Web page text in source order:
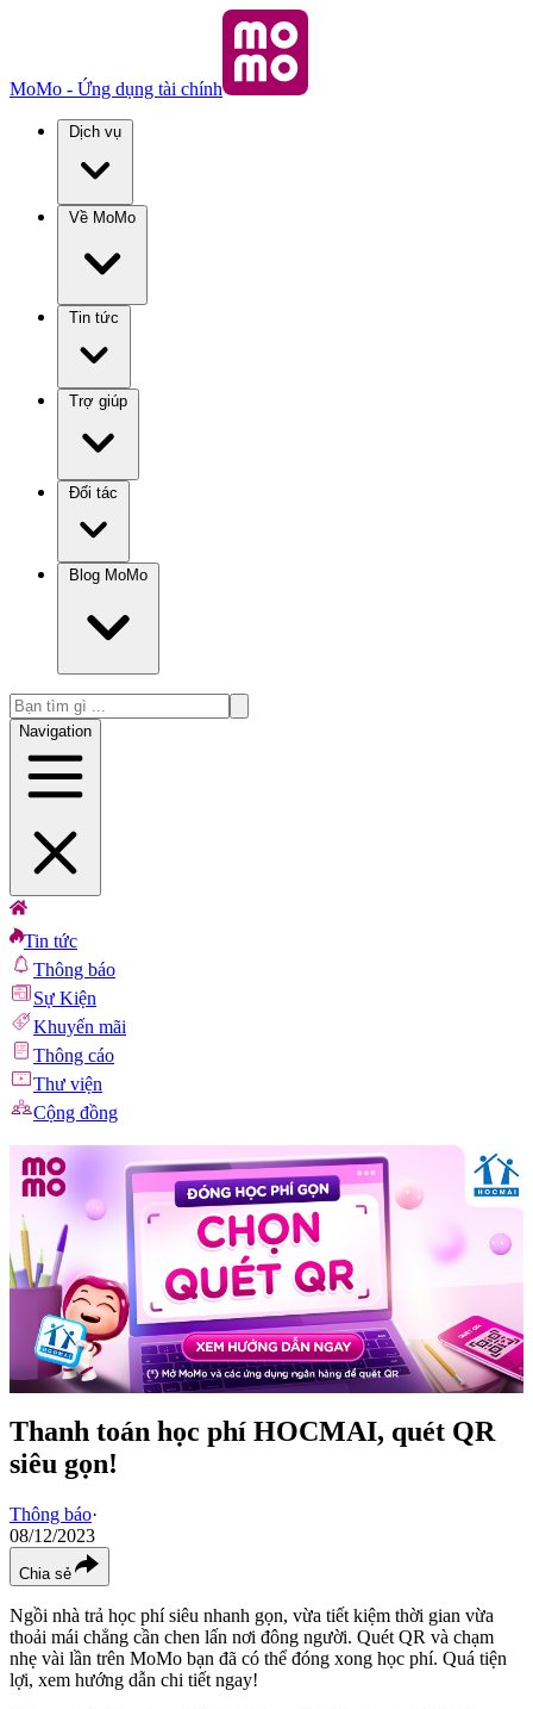
MoMo - Ứng dụng tài chính
Dịch vụ
Về MoMo
Tin tức
Trợ giúp
Đối tác
Blog MoMo
Navigation
Tin tức
Thông báo
Sự Kiện
Khuyến mãi
Thông cáo
Thư viện
Cộng đồng
Thanh toán học phí HOCMAI, quét QR
siêu gọn!
Thông báo·
08/12/2023
Chia sẻ
Ngồi nhà trả học phí siêu nhanh gọn, vừa tiết kiệm thời gian vừa
thoải mái chẳng cần chen lấn nơi đông người. Quét QR và chạm
nhẹ vài lần trên MoMo bạn đã có thể đóng xong học phí. Quá tiện
lợi, xem hướng dẫn chi tiết ngay!